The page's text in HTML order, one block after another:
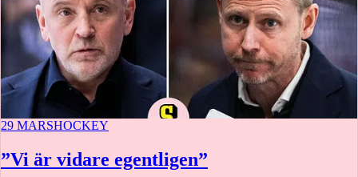
29 MARSHOCKEY
”Vi är vidare egentligen”